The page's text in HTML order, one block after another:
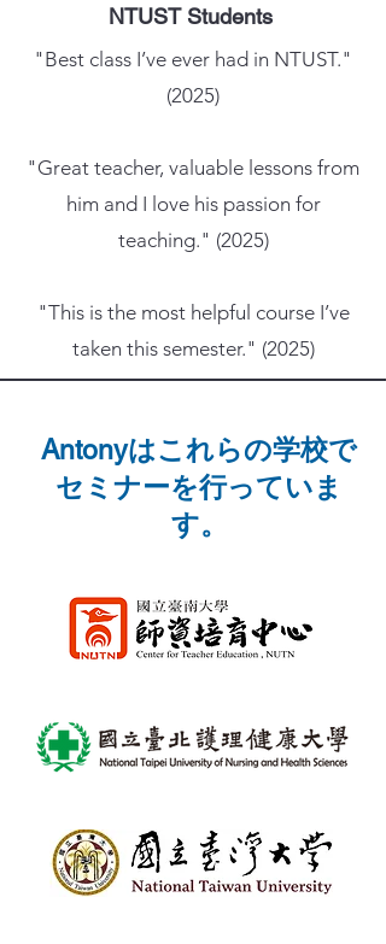
NTUST Students
"Best class I’ve ever had in NTUST."
(2025)
"Great teacher, valuable lessons from
him and I love his passion for
teaching." (2025)
"This is the most helpful course I’ve
taken this semester." (2025)
Antonyはこれらの学校で
セミナーを行っていま
す。